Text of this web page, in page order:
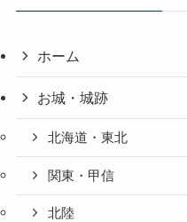
ホーム
お城・城跡
北海道・東北
関東・甲信
北陸